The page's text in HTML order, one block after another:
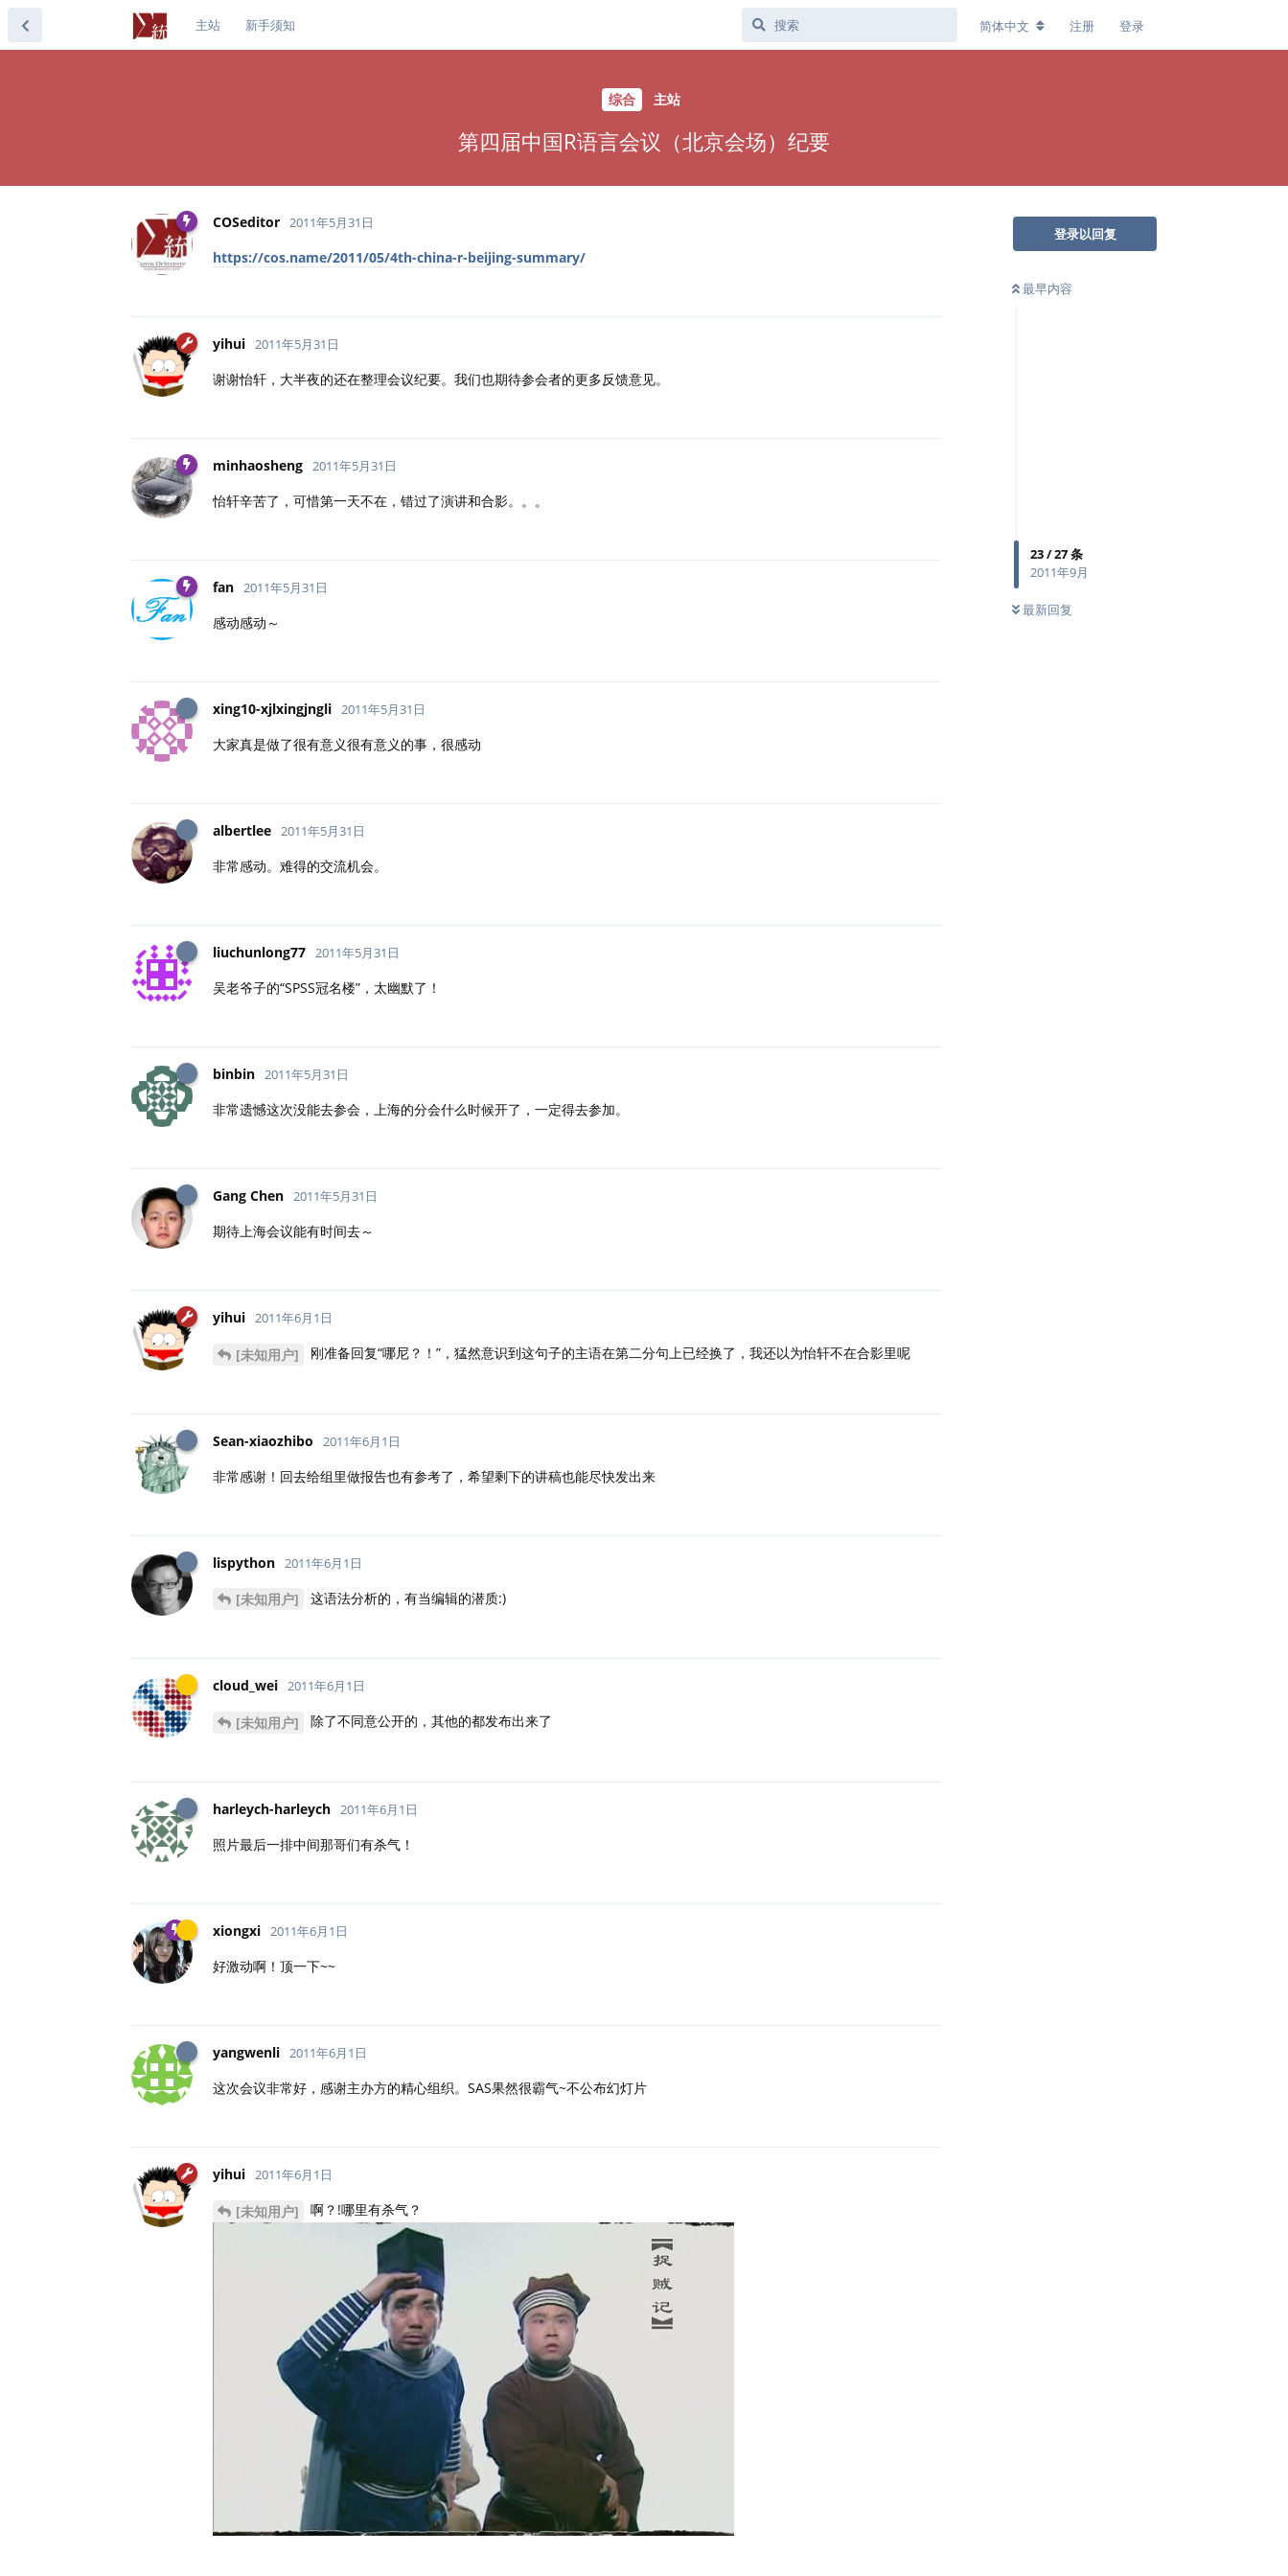
主站 新手须知 简体中文 注册 登录
综合 主站
第四届中国R语言会议（北京会场）纪要
登录以回复
最早内容
23/27条
2011年9月
最新回复
COSeditor 2011年5月31日
https://cos.name/2011/05/4th-china-r-beijing-summary/
yihui 2011年5月31日
谢谢怡轩，大半夜的还在整理会议纪要。我们也期待参会者的更多反馈意见。
minhaosheng 2011年5月31日
怡轩辛苦了，可惜第一天不在，错过了演讲和合影。。。
fan 2011年5月31日
感动感动～
xing10-xjlxingjngli 2011年5月31日
大家真是做了很有意义很有意义的事，很感动
albertlee 2011年5月31日
非常感动。难得的交流机会。
liuchunlong77 2011年5月31日
吴老爷子的“SPSS冠名楼”，太幽默了！
binbin 2011年5月31日
非常遗憾这次没能去参会，上海的分会什么时候开了，一定得去参加。
Gang Chen 2011年5月31日
期待上海会议能有时间去～
yihui 2011年6月1日
[未知用户] 刚准备回复“哪尼？！”，猛然意识到这句子的主语在第二分句上已经换了，我还以为怡轩不在合影里呢
Sean-xiaozhibo 2011年6月1日
非常感谢！回去给组里做报告也有参考了，希望剩下的讲稿也能尽快发出来
lispython 2011年6月1日
[未知用户] 这语法分析的，有当编辑的潜质:)
cloud_wei 2011年6月1日
[未知用户] 除了不同意公开的，其他的都发布出来了
harleych-harleych 2011年6月1日
照片最后一排中间那哥们有杀气！
xiongxi 2011年6月1日
好激动啊！顶一下~~
yangwenli 2011年6月1日
这次会议非常好，感谢主办方的精心组织。SAS果然很霸气~不公布幻灯片
yihui 2011年6月1日
[未知用户] 啊？!哪里有杀气？